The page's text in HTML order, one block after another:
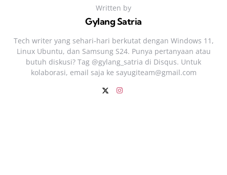
Written by
Gylang Satria
Tech writer yang sehari‑hari berkutat dengan Windows 11,
Linux Ubuntu, dan Samsung S24. Punya pertanyaan atau
butuh diskusi? Tag @gylang_satria di Disqus. Untuk
kolaborasi, email saja ke sayugiteam@gmail.com